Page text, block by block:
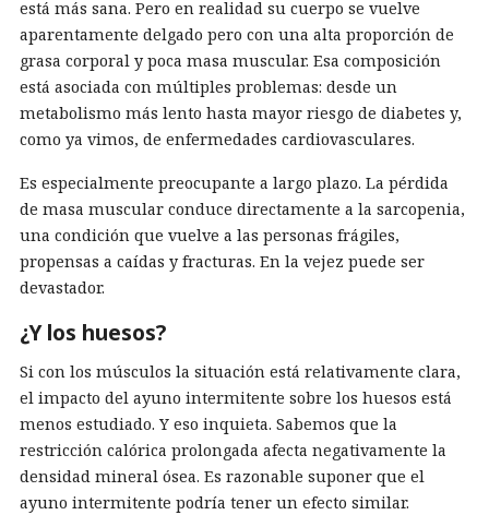
está más sana. Pero en realidad su cuerpo se vuelve
aparentamente delgado pero con una alta proporción de
grasa corporal y poca masa muscular. Esa composición
está asociada con múltiples problemas: desde un
metabolismo más lento hasta mayor riesgo de diabetes y,
como ya vimos, de enfermedades cardiovasculares.
Es especialmente preocupante a largo plazo. La pérdida
de masa muscular conduce directamente a la sarcopenia,
una condición que vuelve a las personas frágiles,
propensas a caídas y fracturas. En la vejez puede ser
devastador.
¿Y los huesos?
Si con los músculos la situación está relativamente clara,
el impacto del ayuno intermitente sobre los huesos está
menos estudiado. Y eso inquieta. Sabemos que la
restricción calórica prolongada afecta negativamente la
densidad mineral ósea. Es razonable suponer que el
ayuno intermitente podría tener un efecto similar.